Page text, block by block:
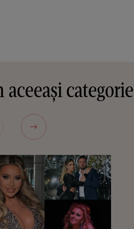
aceeași categorie